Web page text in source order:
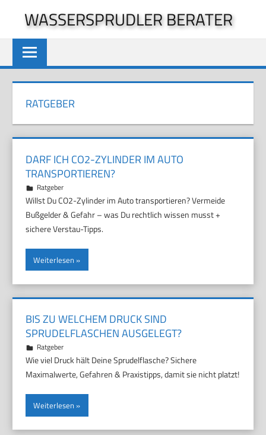
springen
WASSERSPRUDLER BERATER
RATGEBER
DARF ICH CO2-ZYLINDER IM AUTO
TRANSPORTIEREN?
28. April 2026
Marco
Ratgeber
Willst Du CO2-Zylinder im Auto transportieren? Vermeide
Bußgelder & Gefahr – was Du rechtlich wissen musst +
sichere Verstau-Tipps.
Weiterlesen
BIS ZU WELCHEM DRUCK SIND
SPRUDELFLASCHEN AUSGELEGT?
24. April 2026
Marco
Ratgeber
Wie viel Druck hält Deine Sprudelflasche? Sichere
Maximalwerte, Gefahren & Praxistipps, damit sie nicht platzt!
Weiterlesen